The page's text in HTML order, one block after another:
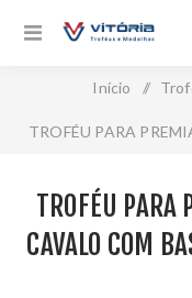
Início /
TROFÉU PARA
TROFÉU PARA
CAVALO COM